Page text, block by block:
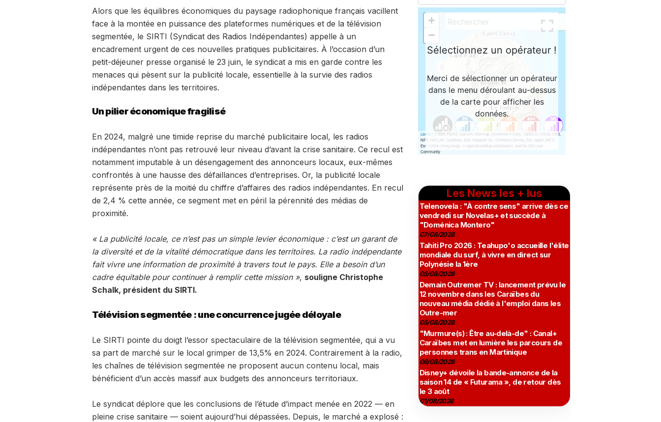
Alors que les équilibres économiques du paysage radiophonique français vacillent
face à la montée en puissance des plateformes numériques et de la télévision
segmentée, le SIRTI (Syndicat des Radios Indépendantes) appelle à un
encadrement urgent de ces nouvelles pratiques publicitaires. À l’occasion d’un
petit-déjeuner presse organisé le 23 juin, le syndicat a mis en garde contre les
menaces qui pèsent sur la publicité locale, essentielle à la survie des radios
indépendantes dans les territoires.
Un pilier économique fragilisé
En 2024, malgré une timide reprise du marché publicitaire local, les radios
indépendantes n’ont pas retrouvé leur niveau d’avant la crise sanitaire. Ce recul est
notamment imputable à un désengagement des annonceurs locaux, eux-mêmes
confrontés à une hausse des défaillances d’entreprises. Or, la publicité locale
représente près de la moitié du chiffre d’affaires des radios indépendantes. En recul
de 2,4 % cette année, ce segment met en péril la pérennité des médias de
proximité.
« La publicité locale, ce n’est pas un simple levier économique : c’est un garant de
la diversité et de la vitalité démocratique dans les territoires. La radio indépendante
fait vivre une information de proximité à travers tout le pays. Elle a besoin d’un
cadre équitable pour continuer à remplir cette mission», souligne Christophe
Schalk, président du SIRTI.
Télévision segmentée : une concurrence jugée déloyale
Le SIRTI pointe du doigt l’essor spectaculaire de la télévision segmentée, qui a vu
sa part de marché sur le local grimper de 13,5% en 2024. Contrairement à la radio,
les chaînes de télévision segmentée ne proposent aucun contenu local, mais
bénéficient d’un accès massif aux budgets des annonceurs territoriaux.
Le syndicat déplore que les conclusions de l’étude d’impact menée en 2022 — en
pleine crise sanitaire — soient aujourd’hui dépassées. Depuis, le marché a explosé :
Les News les + lus
Telenovela : "À contre sens" arrive dès ce
vendredi sur Novelas+ et succède à
"Doménica Montero"
07/08/2026
Tahiti Pro 2026 : Teahupo'o accueille l'élite
mondiale du surf, à vivre en direct sur
Polynésie la 1ère
05/08/2026
Demain Outremer TV : lancement prévu le
12 novembre dans les Caraïbes du
nouveau média dédié à l'emploi dans les
Outre-mer
05/08/2026
"Murmure(s) : Être au-delà-de" : Canal+
Caraïbes met en lumière les parcours de
personnes trans en Martinique
06/08/2026
Disney+ dévoile la bande-annonce de la
saison 14 de « Futurama », de retour dès
le 3 août
01/08/2026